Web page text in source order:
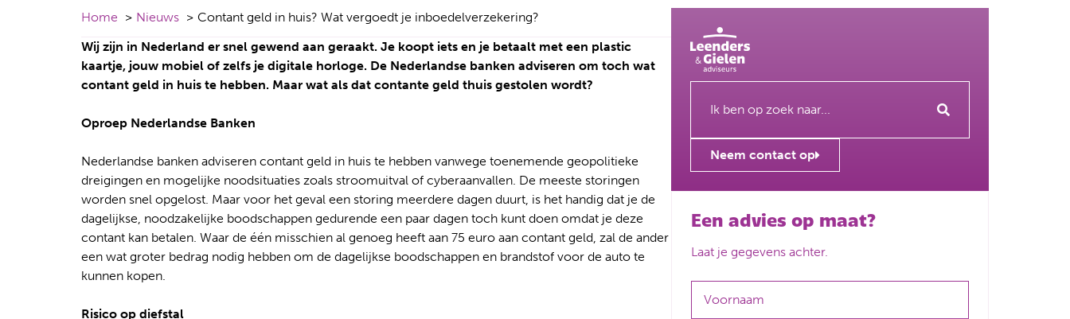
Home Nieuws
Contant geld in huis? Wat vergoedt je inboedelverzekering?
Wij zijn in Nederland er snel gewend aan geraakt. Je koopt iets en je betaalt met een plastic
kaartje, jouw mobiel of zelfs je digitale horloge. De Nederlandse banken adviseren om toch wat
contant geld in huis te hebben. Maar wat als dat contante geld thuis gestolen wordt?
Oproep Nederlandse Banken
Nederlandse banken adviseren contant geld in huis te hebben vanwege toenemende geopolitieke
dreigingen en mogelijke noodsituaties zoals stroomuitval of cyberaanvallen. De meeste storingen
worden snel opgelost. Maar voor het geval een storing meerdere dagen duurt, is het handig dat je de
dagelijkse, noodzakelijke boodschappen gedurende een paar dagen toch kunt doen omdat je deze
contant kan betalen. Waar de één misschien al genoeg heeft aan 75 euro aan contant geld, zal de ander
een wat groter bedrag nodig hebben om de dagelijkse boodschappen en brandstof voor de auto te
kunnen kopen.
Risico op diefstal
Neem contact op
Een advies op maat?
Laat je gegevens achter.